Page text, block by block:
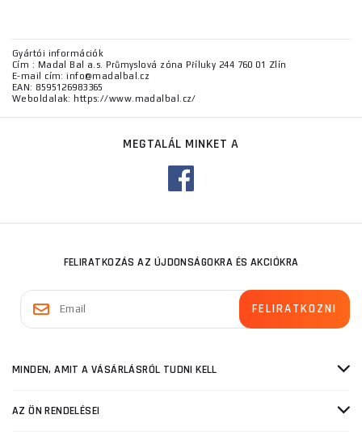
Gyártói információk
Cím : Madal Bal a.s. Průmyslová zóna Příluky 244 760 01 Zlín
E-mail cím: info@madalbal.cz
EAN: 8595126983365
Weboldalak: https://www.madalbal.cz/
MEGTALÁL MINKET A
FELIRATKOZÁS AZ ÚJDONSÁGOKRA ÉS AKCIÓKRA
MINDEN, AMIT A VÁSÁRLÁSRÓL TUDNI KELL
AZ ÖN RENDELÉSEI